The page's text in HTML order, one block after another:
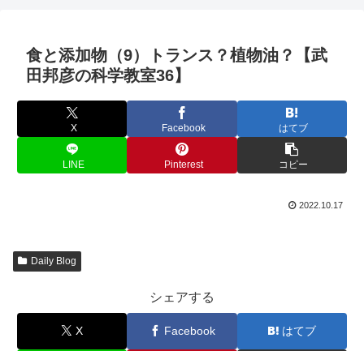
食と添加物（9）トランス？植物油？【武
田邦彦の科学教室36】
X Facebook はてブ
LINE Pinterest コピー
2022.10.17
Daily Blog
シェアする
X Facebook はてブ